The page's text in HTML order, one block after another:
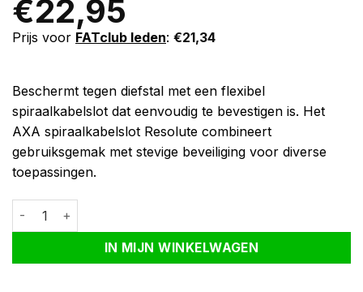
€22,95
Prijs voor FATclub leden: €21,34
Beschermt tegen diefstal met een flexibel
spiraalkabelslot dat eenvoudig te bevestigen is. Het
AXA spiraalkabelslot Resolute combineert
gebruiksgemak met stevige beveiliging voor diverse
toepassingen.
AXA spiraalkabelslot Resolute 12-60 aantal
IN MIJN WINKELWAGEN
Alternative: